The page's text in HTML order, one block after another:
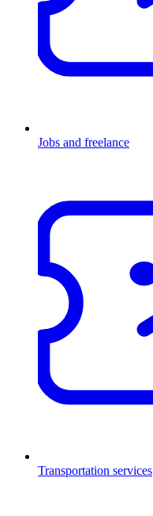
Jobs and freelance
Transportation services